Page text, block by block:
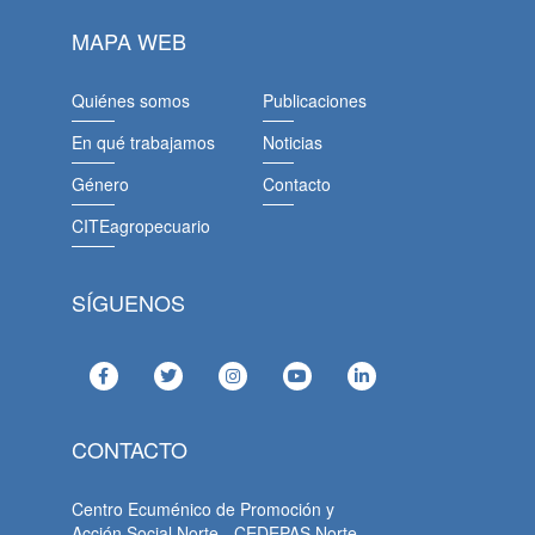
MAPA WEB
Quiénes somos
En qué trabajamos
Género
CITEagropecuario
Publicaciones
Noticias
Contacto
SÍGUENOS
CONTACTO
Centro Ecuménico de Promoción y